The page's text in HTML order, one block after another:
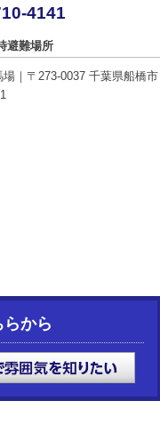
4141
避難場所
場｜〒273-0037 千葉県船橋市
から